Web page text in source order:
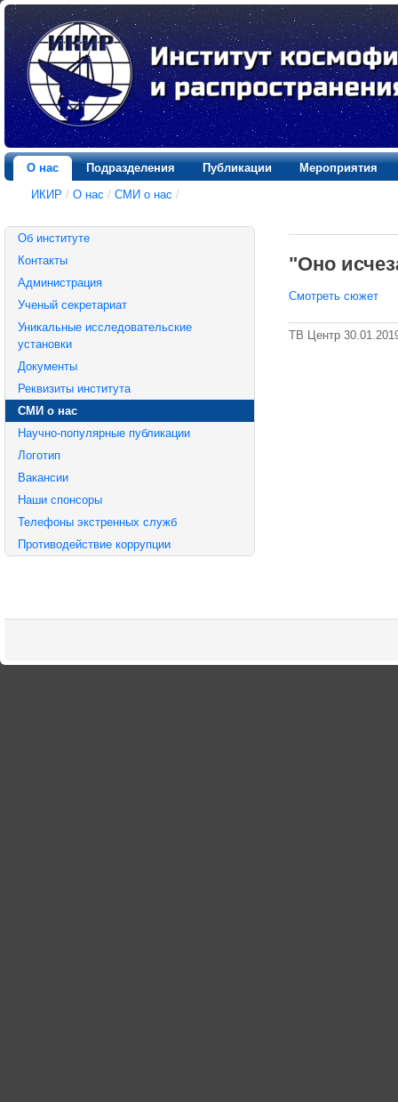
О нас Подразделения Публикации
Мероприятия
ИКИР / О нас / СМИ о нас /
Об институте
Контакты
Администрация
Ученый секретариат
Уникальные исследовательские
установки
Документы
Реквизиты института
СМИ о нас
Научно-популярные публикации
Логотип
Вакансии
Наши спонсоры
Телефоны экстренных служб
Противодействие коррупции
"Оно
Смотреть сюжет
ТВ Центр